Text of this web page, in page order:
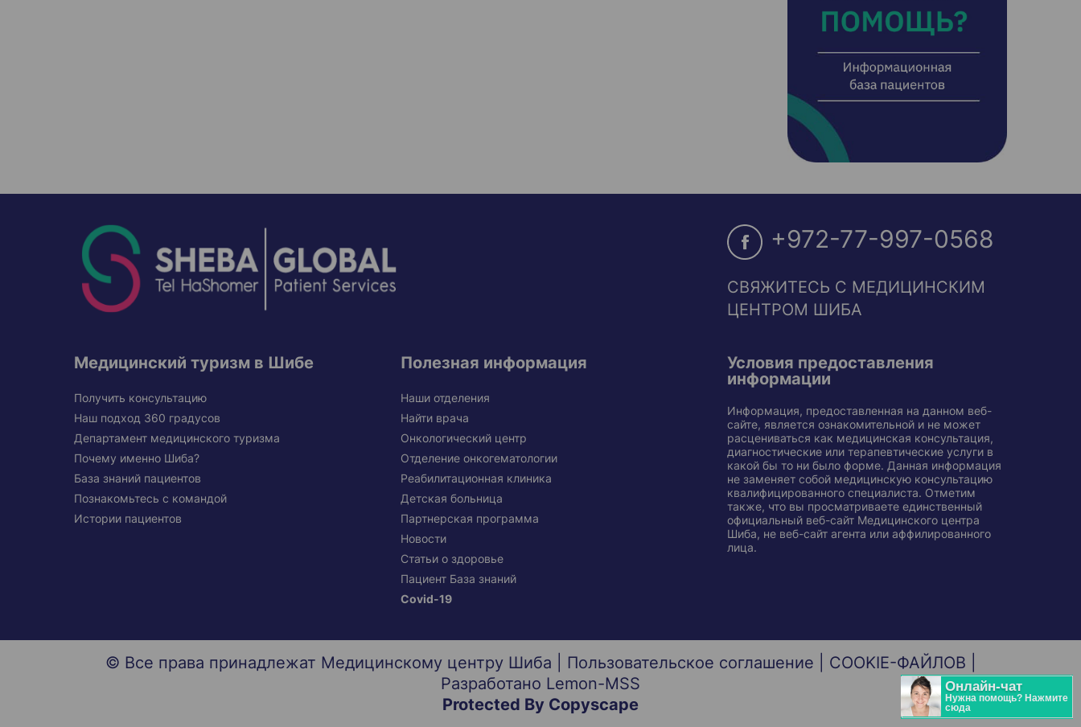
+972-77-997-0568
СВЯЖИТЕСЬ С МЕДИЦИНСКИМ
ЦЕНТРОМ ШИБА
Медицинский туризм в Шибе
Получить консультацию
Наш подход 360 градусов
Департамент медицинского туризма
Почему именно Шиба?
База знаний пациентов
Познакомьтесь с командой
Истории пациентов
Полезная информация
Наши отделения
Найти врача
Онкологический центр
Отделение онкогематологии
Реабилитационная клиника
Детская больница
Партнерская программа
Новости
Статьи о здоровье
Пациент База знаний
Covid-19
Условия предоставления
информации
Информация, предоставленная на данном веб-
сайте, является ознакомительной и не может
расцениваться как медицинская консультация,
диагностические или терапевтические услуги в
какой бы то ни было форме. Данная информация
не заменяет собой медицинскую консультацию
квалифицированного специалиста. Отметим
также, что вы просматриваете единственный
официальный веб-сайт Медицинского центра
Шиба, не веб-сайт агента или аффилированного
лица.
© Все права принадлежат Медицинскому центру Шиба | Пользовательское соглашение COOKIE-ФАЙЛОВ
Разработано Lemon-MSS
Protected By Copyscape
Онлайн-чат
Нужна помощь? Нажмите
сюда